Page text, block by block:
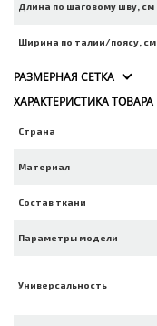
Длина по шаговому шву, см
Ширина по талии/поясу, см
РАЗМЕРНАЯ СЕТКА
ХАРАКТЕРИСТИКА ТОВАРА
Страна
Материал
Состав ткани
Параметры модели
Универсальность